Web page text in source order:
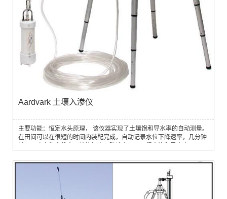
Aardvark 土壤入渗仪
主要功能：恒定水头原理， 该仪器实现了土壤饱和导水率的自动测量。
在田间可以在很短的时间内装配完成，自动记录水位下降速率，几分钟